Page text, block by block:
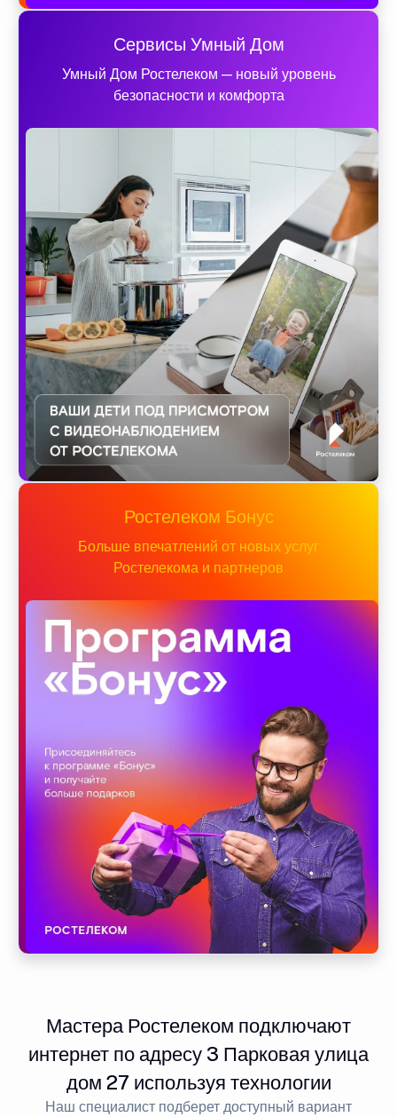
Сервисы Умный Дом
Умный Дом Ростелеком — новый уровень
безопасности и комфорта
Ростелеком Бонус
Больше впечатлений от новых услуг
Ростелекома и партнеров
Мастера Ростелеком подключают
интернет по адресу 3 Парковая улица
дом 27 используя технологии
Наш специалист подберет доступный вариант